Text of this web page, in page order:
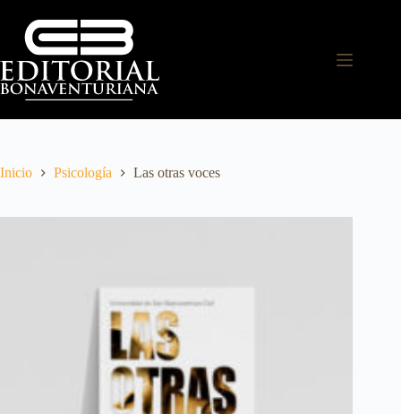
Inicio Psicología Las otras voces